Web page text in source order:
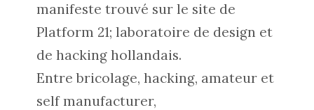
manifeste trouvé sur le site de
Platform 21; laboratoire de design et
de hacking hollandais.
Entre bricolage, hacking, amateur et
self manufacturer,